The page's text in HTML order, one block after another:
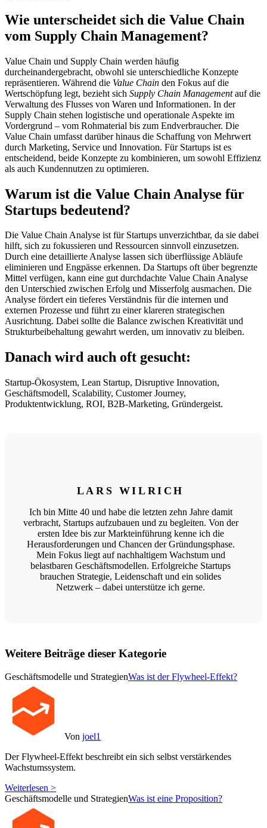
Wie unterscheidet sich die Value Chain
vom Supply Chain Management?
Value Chain und Supply Chain werden häufig
durcheinandergebracht, obwohl sie unterschiedliche Konzepte
repräsentieren. Während die Value Chain den Fokus auf die
Wertschöpfung legt, bezieht sich Supply Chain Managementauf die
Verwaltung des Flusses von Waren und Informationen. In der
Supply Chain stehen logistische und operationale Aspekte im
Vordergrund – vom Rohmaterial bis zum Endverbraucher. Die
Value Chain umfasst darüber hinaus die Schaffung von Mehrwert
durch Marketing, Service und Innovation. Für Startups ist es
entscheidend, beide Konzepte zu kombinieren, um sowohl Effizienz
als auch Kundennutzen zu optimieren.
Warum ist die Value Chain Analyse für
Startups bedeutend?
Die Value Chain Analyse ist für Startups unverzichtbar, da sie dabei
hilft, sich zu fokussieren und Ressourcen sinnvoll einzusetzen.
Durch eine detaillierte Analyse lassen sich überflüssige Abläufe
eliminieren und Engpässe erkennen. Da Startups oft über begrenzte
Mittel verfügen, kann eine gut durchdachte Value Chain Analyse
den Unterschied zwischen Erfolg und Misserfolg ausmachen. Die
Analyse fördert ein tieferes Verständnis für die internen und
externen Prozesse und führt zu einer klareren strategischen
Ausrichtung. Dabei sollte die Balance zwischen Kreativität und
Strukturbeibehaltung gewahrt werden, um innovativ zu bleiben.
Danach wird auch oft gesucht:
Startup-Ökosystem, Lean Startup, Disruptive Innovation,
Geschäftsmodell, Scalability, Customer Journey,
Produktentwicklung, ROI, B2B-Marketing, Gründergeist.
LARS WILRICH
Ich bin Mitte 40 und habe die letzten zehn Jahre damit
verbracht, Startups aufzubauen und zu begleiten. Von der
ersten Idee bis zur Markteinführung kenne ich die
Herausforderungen und Chancen der Gründungsphase.
Mein Fokus liegt auf nachhaltigem Wachstum und
belastbaren Geschäftsmodellen. Erfolgreiche Startups
brauchen Strategie, Leidenschaft und ein solides
Netzwerk – dabei unterstütze ich gerne.
Weitere Beiträge dieser Kategorie
Geschäftsmodelle und StrategienWas ist der Flywheel-Effekt?
Von joel1
Der Flywheel-Effekt beschreibt ein sich selbst verstärkendes
Wachstumssystem.
Weiterlesen >
Geschäftsmodelle und StrategienWas ist eine Proposition?